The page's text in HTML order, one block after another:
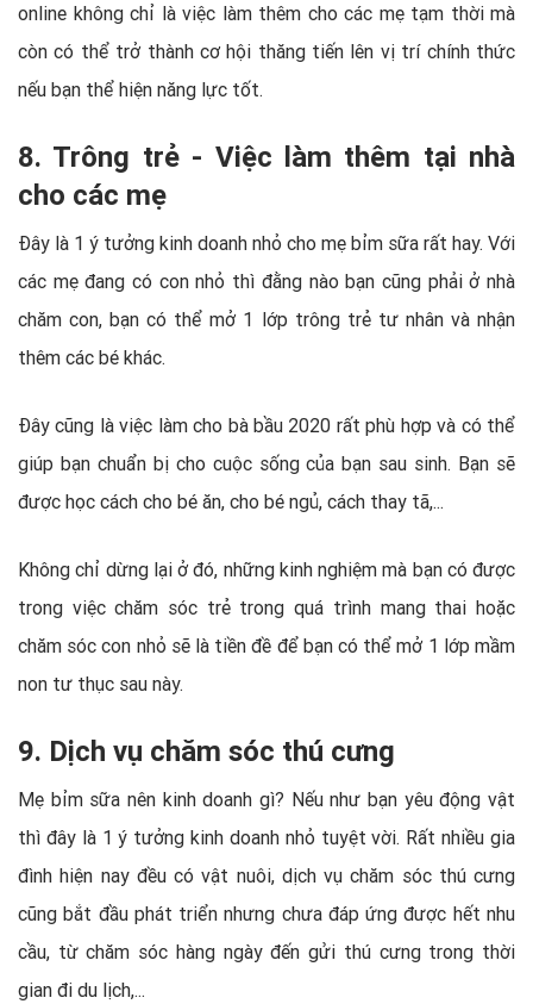
online không chỉ là việc làm thêm cho các mẹ tạm thời mà
còn có thể trở thành cơ hội thăng tiến lên vị trí chính thức
nếu bạn thể hiện năng lực tốt.
8. Trông trẻ - Việc làm thêm tại nhà
cho các mẹ
Đây là 1 ý tưởng kinh doanh nhỏ cho mẹ bỉm sữa rất hay. Với
các mẹ đang có con nhỏ thì đằng nào bạn cũng phải ở nhà
chăm con, bạn có thể mở 1 lớp trông trẻ tư nhân và nhận
thêm các bé khác.
Đây cũng là việc làm cho bà bầu 2020 rất phù hợp và có thể
giúp bạn chuẩn bị cho cuộc sống của bạn sau sinh. Bạn sẽ
được học cách cho bé ăn, cho bé ngủ, cách thay tã,...
Không chỉ dừng lại ở đó, những kinh nghiệm mà bạn có được
trong việc chăm sóc trẻ trong quá trình mang thai hoặc
chăm sóc con nhỏ sẽ là tiền đề để bạn có thể mở 1 lớp mầm
non tư thục sau này.
9. Dịch vụ chăm sóc thú cưng
Mẹ bỉm sữa nên kinh doanh gì? Nếu như bạn yêu động vật
thì đây là 1 ý tưởng kinh doanh nhỏ tuyệt vời. Rất nhiều gia
đình hiện nay đều có vật nuôi, dịch vụ chăm sóc thú cưng
cũng bắt đầu phát triển nhưng chưa đáp ứng được hết nhu
cầu, từ chăm sóc hàng ngày đến gửi thú cưng trong thời
gian đi du lịch,...